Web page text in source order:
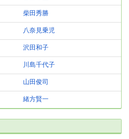
柴田秀勝
八奈見乗児
沢田和子
川島千代子
山田俊司
緒方賢一